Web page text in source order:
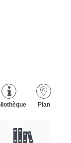
Plan